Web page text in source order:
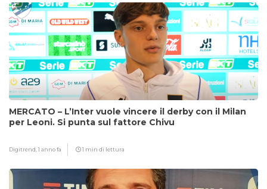
MERCATO – L’Inter vuole vincere il derby con il Milan
per Leoni. Si punta sul fattore Chivu
Digitrend,1 anno fa 1 min di lettura